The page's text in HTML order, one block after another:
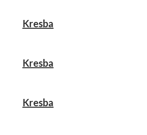
Kresba
Kresba
Kresba